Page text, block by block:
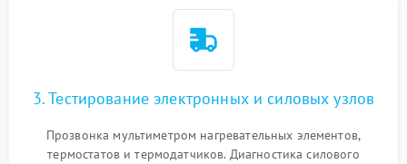
3. Тестирование электронных и силовых узлов
Прозвонка мультиметром нагревательных элементов,
термостатов и термодатчиков. Диагностика силового